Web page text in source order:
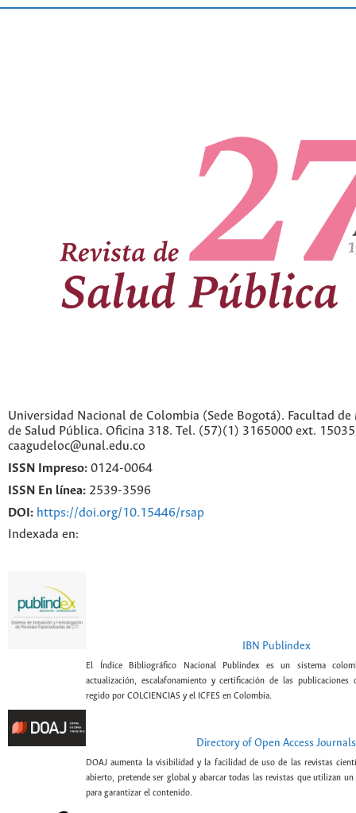
Universidad Nacional de Colombia (Sede Bogotá). Facultad
de Salud Pública. Oficina 318. Tel. (57)(1) 3165000 ext.
caagudeloc@unal.edu.co
ISSN Impreso: 0124-0064
ISSN En línea: 2539-3596
DOI: https://doi.org/10.15446/rsap
Indexada en:
IBN Publindex
El Índice Bibliográfico Nacional Publindex es un sistema
actualización, escalafonamiento y certificación de las publicaciones
regido por COLCIENCIAS y el ICFES en Colombia.
Directory of Open Access Journals
DOAJ aumenta la visibilidad y la facilidad de uso de las revistas
abierto, pretende ser global y abarcar todas las revistas que utilizan
para garantizar el contenido.